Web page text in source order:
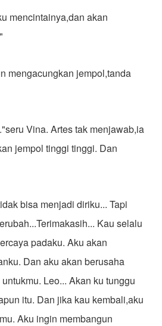
mencintainya,dan akan
mengacungkan jempol,tanda
Vina. Artes tak menjawab,ia
jempol tinggi tinggi. Dan
bisa menjadi diriku... Tapi
Kau selalu
padaku. Aku akan
Dan aku akan berusaha
Leo... Akan ku tunggu
itu. Dan jika kau kembali,aku
Aku ingin membangun